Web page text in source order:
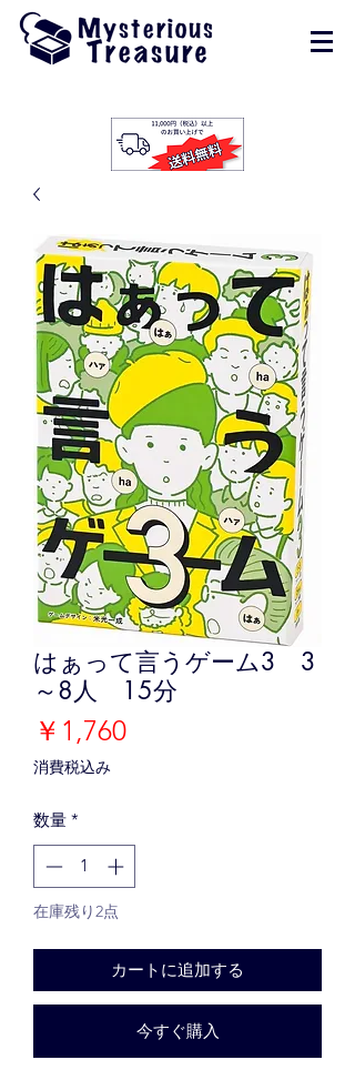
はぁって言うゲーム3 3
～8人 15分
￥1,760価
消費税込み
数量 *
在庫残り2点
カートに追加する
今すぐ購入